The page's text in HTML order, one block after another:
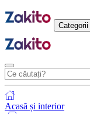
Categorii
Acasă și interior